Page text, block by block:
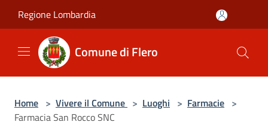
Regione Lombardia
Comune di Flero
Home > Vivere il Comune > Luoghi > Farmacie >
Farmacia San Rocco SNC